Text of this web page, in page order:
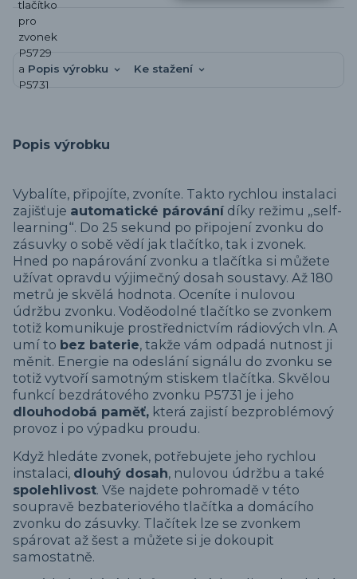
Popis výrobku Ke stažení
Popis výrobku
Vybalíte, připojíte, zvoníte. Takto rychlou instalaci
zajišťuje automatické párování díky režimu „self-
learning“. Do 25 sekund po připojení zvonku do
zásuvky o sobě vědí jak tlačítko, tak i zvonek.
Hned po napárování zvonku a tlačítka si můžete
užívat opravdu výjimečný dosah soustavy. Až 180
metrů je skvělá hodnota. Oceníte i nulovou
údržbu zvonku. Voděodolné tlačítko se zvonkem
totiž komunikuje prostřednictvím rádiových vln. A
umí to bez baterie, takže vám odpadá nutnost ji
měnit. Energie na odeslání signálu do zvonku se
totiž vytvoří samotným stiskem tlačítka. Skvělou
funkcí bezdrátového zvonku P5731 je i jeho
dlouhodobá paměť, která zajistí bezproblémový
provoz i po výpadku proudu.
Když hledáte zvonek, potřebujete jeho rychlou
instalaci, dlouhý dosah, nulovou údržbu a také
spolehlivost. Vše najdete pohromadě v této
soupravě bezbateriového tlačítka a domácího
zvonku do zásuvky. Tlačítek lze se zvonkem
spárovat až šest a můžete si je dokoupit
samostatně.